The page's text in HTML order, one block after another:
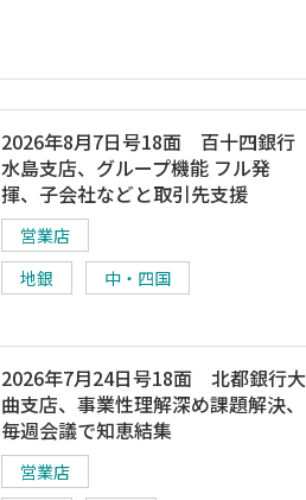
2026年8月7日号18面 百十四銀行
水島支店、グループ機能 フル発
揮、子会社などと取引先支援
営業店
地銀
中・四国
2026年7月24日号18面 北都銀行大
曲支店、事業性理解深め課題解決、
毎週会議で知恵結集
営業店